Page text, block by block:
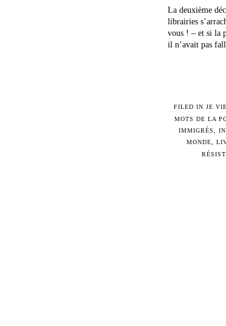
La deuxième
librairies
vous ! – et si la
il n’avait pas
FILED IN JE
MOTS DE LA
IMMIGRÉS
MONDE